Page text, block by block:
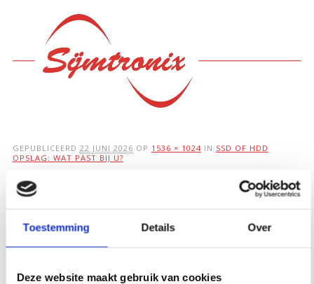
Toestemming Details Over
Deze website maakt gebruik van cookies
Hoofdmenu
GEPUBLICEERD 22 JUNI 2026 OP 1536 × 1024IN SSD OF HDD
OPSLAG: WAT PAST BIJ U?
SSD of HDD opslag:
wat past bij u?